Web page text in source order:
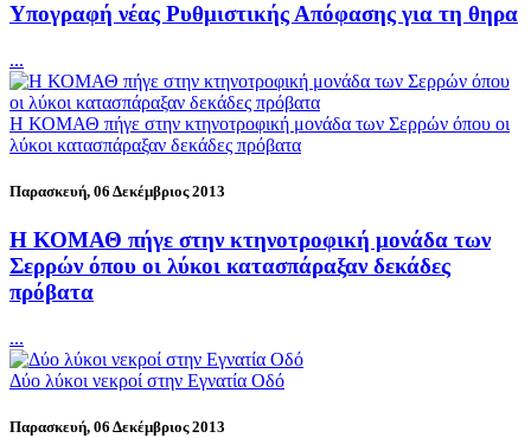
Υπογραφή νέας Ρυθμιστικής Απόφασης για τη θηρα
...
Η ΚΟΜΑΘ πήγε στην κτηνοτροφική μονάδα των Σερρών όπου οι
λύκοι κατασπάραξαν δεκάδες πρόβατα
Παρασκευή, 06 Δεκέμβριος 2013
Η ΚΟΜΑΘ πήγε στην κτηνοτροφική μονάδα των
Σερρών όπου οι λύκοι κατασπάραξαν δεκάδες
πρόβατα
...
Δύο λύκοι νεκροί στην Εγνατία Οδό
Παρασκευή, 06 Δεκέμβριος 2013